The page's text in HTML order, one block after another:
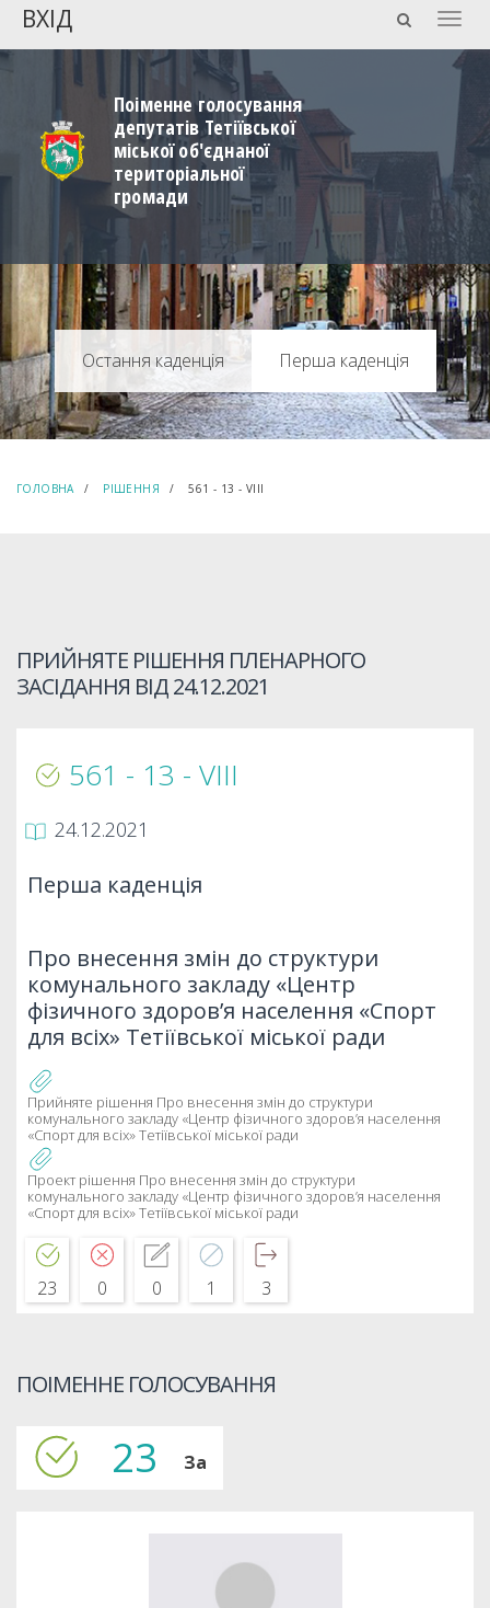
ВХІД
Поіменне голосування
депутатів Тетіївської
міської об'єднаної
територіальної
громади
Перша каденція
ГОЛОВНА РІШЕННЯ 561 - 13 - VIIІ
ПРИЙНЯТЕ РІШЕННЯ ПЛЕНАРНОГО
ЗАСІДАННЯ ВІД24.12.2021
561 - 13 - VIIІ
24.12.2021
Перша каденція
Про внесення змін до структури
комунального закладу «Центр
фізичного здоров’я населення «Спорт
для всіх» Тетіївської міської ради
Прийняте рішення Про внесення змін до структури
комунального закладу «Центр фізичного здоров’я населення
«Спорт для всіх» Тетіївської міської ради
Проект рішення Про внесення змін до структури
комунального закладу «Центр фізичного здоров’я населення
«Спорт для всіх» Тетіївської міської ради
23 0 0 1 3
ПОІМЕННЕ ГОЛОСУВАННЯ
23 За